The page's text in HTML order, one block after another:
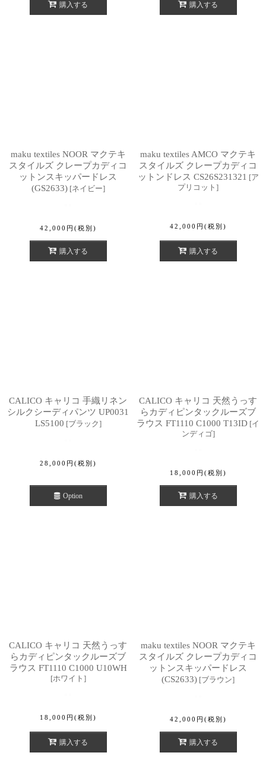
購入する 購入する
maku textiles NOOR マクテキ
スタイルズ クレープカディコ
ットンスキッパードレス
(GS2633) [ネイビー]
42,000 円 (税別)
購入する
maku textiles AMCO マクテキ
スタイルズ クレープカディコ
ットンドレス CS26S231321 [ア
プリコット ]
42,000 円 (税別)
購入する
CALICO キャリコ 手織リネン
シルクシーディパンツ UP0031
LS5100 [ブラック]
28,000 円 (税別)
Option
CALICO キャリコ 天然うっす
らカディピンタックルーズブ
ラウス FT1110 C1000 T13ID [イ
ンディゴ]
18,000 円 (税別)
購入する
CALICO キャリコ 天然うっす
らカディピンタックルーズブ
ラウス FT1110 C1000 U10WH
[ホワイト ]
18,000 円 (税別)
購入する
maku textiles NOOR マクテキ
スタイルズ クレープカディコ
ットンスキッパードレス
(CS2633) [ブラウン]
42,000 円 (税別)
購入する